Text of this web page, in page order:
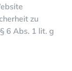
zu
6 Abs. 1 lit. g